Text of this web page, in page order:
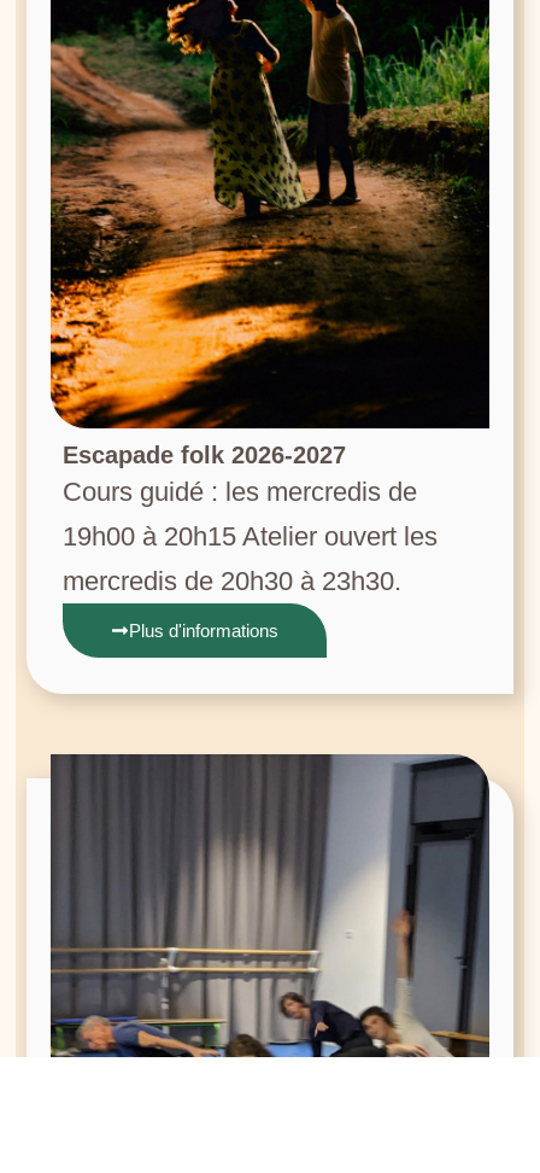
Escapade folk 2026-2027
Cours guidé : les mercredis de
19h00 à 20h15 Atelier ouvert les
mercredis de 20h30 à 23h30.
Plus d'informations